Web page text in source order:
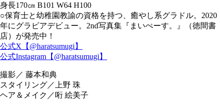
身長170㎝ B101 W64 H100
○保育士と幼稚園教諭の資格を持つ、癒やし系グラドル。2020
年にグラビアデビュー。2nd写真集『まいぺーす。』（徳間書
店）が発売中！
公式X【@haratsumugi】
公式Instagram【@haratsumugi】
撮影／ 藤本和典
スタイリング／上野 珠
ヘア＆メイク／哘 絵美子